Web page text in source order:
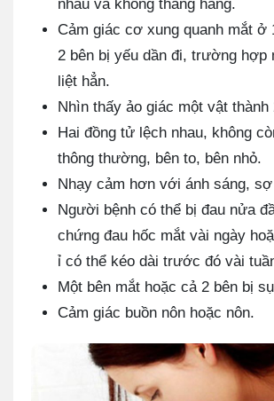
nhau và không thẳng hàng.
Cảm giác cơ xung quanh mắt ở
2 bên bị yếu dần đi, trường hợp
liệt hẳn.
Nhìn thấy ảo giác một vật thành
Hai đồng tử lệch nhau, không
thông thường, bên to, bên nhỏ.
Nhạy cảm hơn với ánh sáng,
Người bệnh có thể bị đau nửa
chứng đau hốc mắt vài ngày
ỉ có thể kéo dài trước đó vài
Một bên mắt hoặc cả 2 bên bị
Cảm giác buồn nôn hoặc nôn.